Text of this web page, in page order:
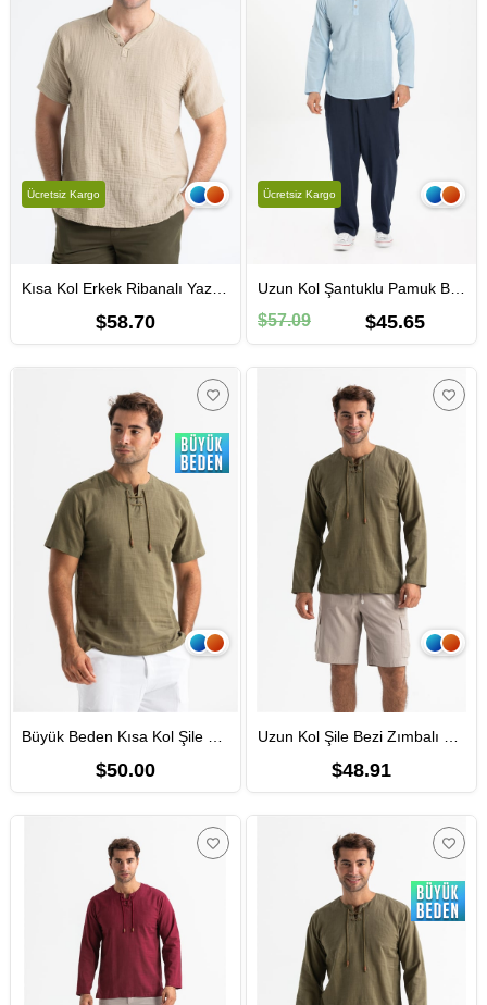
Kısa Kol Erkek Ribanalı Yazlık Müslin Tshirt Vizon Vzn
$58.70
Ücretsiz Kargo
Uzun Kol Şantuklu Pamuk Bodrum Erkek Yazlık Tshirt Buz Mavi Bmv
$45.65
$57.09
Ücretsiz Kargo
$50.00 $48.91